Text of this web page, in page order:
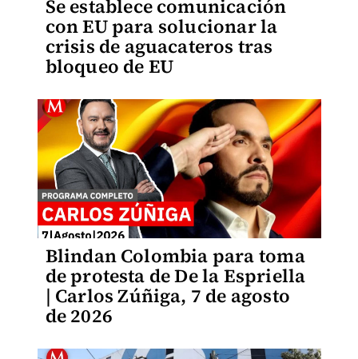
Se establece comunicación
con EU para solucionar la
crisis de aguacateros tras
bloqueo de EU
Blindan Colombia para toma
de protesta de De la Espriella
| Carlos Zúñiga, 7 de agosto
de 2026